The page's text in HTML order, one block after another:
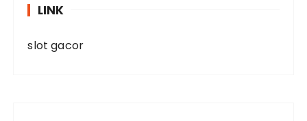
LINK
slot gacor